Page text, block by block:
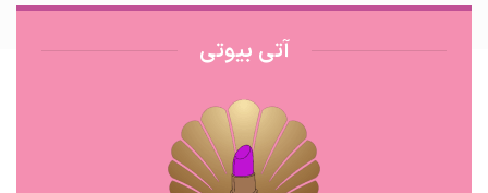
آتی بیوتی